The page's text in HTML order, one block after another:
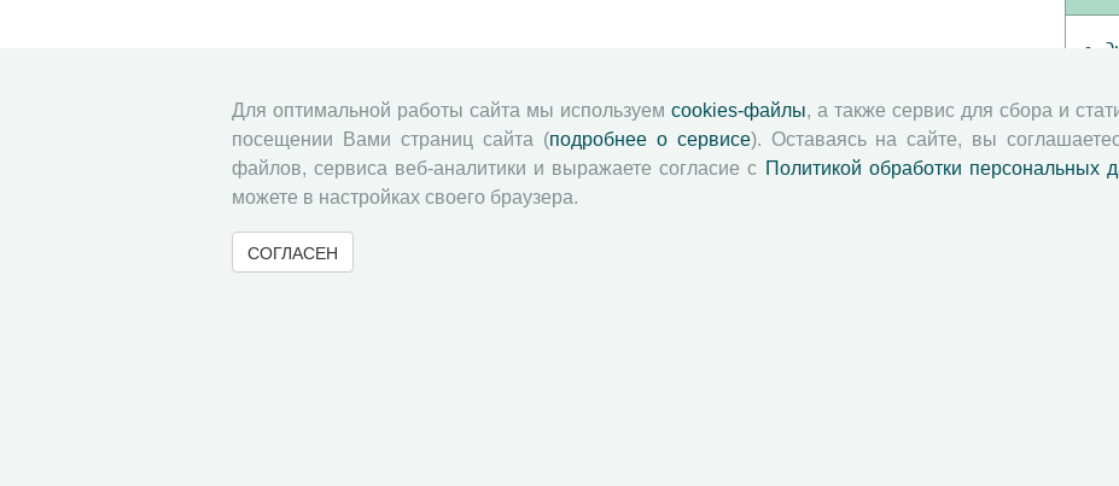
Для оптимальной работы сайта мы используем cookies-файлы, а также сервис для сбора и
посещении Вами страниц сайта (подробнее о сервисе). Оставаясь на сайте, вы
файлов, сервиса веб-аналитики и выражаете согласие с Политикой обработки персональных
можете в настройках своего браузера.
СОГЛАСЕН